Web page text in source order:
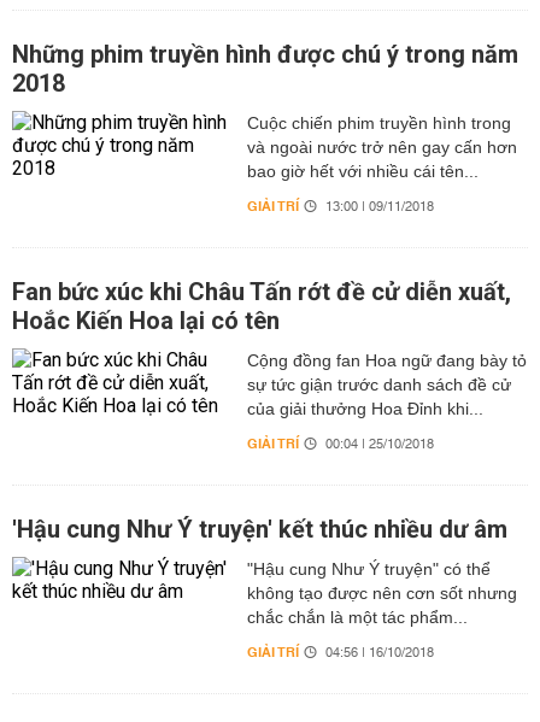
Những phim truyền hình được chú ý trong năm
2018
Cuộc chiến phim truyền hình trong
và ngoài nước trở nên gay cấn hơn
bao giờ hết với nhiều cái tên...
GIẢI TRÍ 13:00 | 09/11/2018
Fan bức xúc khi Châu Tấn rớt đề cử diễn xuất,
Hoắc Kiến Hoa lại có tên
Cộng đồng fan Hoa ngữ đang bày tỏ
sự tức giận trước danh sách đề cử
của giải thưởng Hoa Đỉnh khi...
GIẢI TRÍ 00:04 | 25/10/2018
'Hậu cung Như Ý truyện' kết thúc nhiều dư âm
"Hậu cung Như Ý truyện" có thể
không tạo được nên cơn sốt nhưng
chắc chắn là một tác phẩm...
GIẢI TRÍ 04:56 | 16/10/2018